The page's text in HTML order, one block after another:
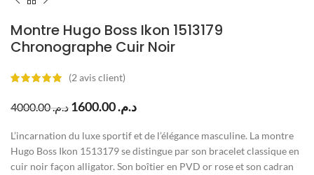
Montre Hugo Boss Ikon 1513179
Chronographe Cuir Noir
(2 avis client)
د.م.4000.00 د.م.
L’incarnation du luxe sportif et de l’élégance masculine. La montre
Hugo Boss Ikon 1513179 se distingue par son bracelet classique en
cuir noir façon alligator. Son boîtier en PVD or rose et son cadran